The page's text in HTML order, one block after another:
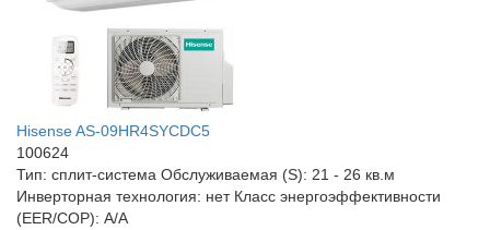
Hisense AS-09HR4SYCDC5
100624
Тип: сплит-система Обслуживаемая (S): 21 - 26 кв.м
Инверторная технология: нетКласс энергоэффективности
(EER/COP): A/A